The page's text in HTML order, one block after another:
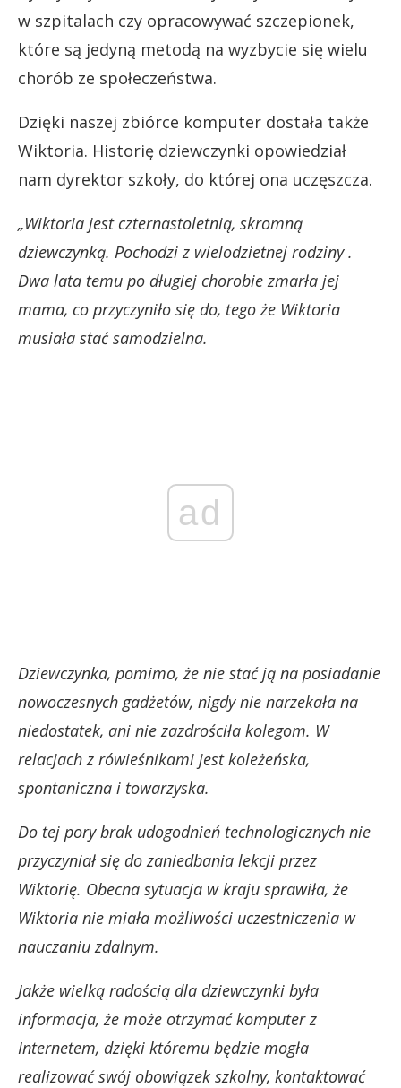
w szpitalach czy opracowywać szczepionek,
które są jedyną metodą na wyzbycie się wielu
chorób ze społeczeństwa.
Dzięki naszej zbiórce komputer dostała także
Wiktoria. Historię dziewczynki opowiedział
nam dyrektor szkoły, do której ona uczęszcza.
„Wiktoria jest czternastoletnią, skromną
dziewczynką. Pochodzi z wielodzietnej rodziny .
Dwa lata temu po długiej chorobie zmarła jej
mama, co przyczyniło się do, tego że Wiktoria
musiała stać samodzielna.
ad
Dziewczynka, pomimo, że nie stać ją na posiadanie
nowoczesnych gadżetów, nigdy nie narzekała na
niedostatek, ani nie zazdrościła kolegom. W
relacjach z rówieśnikami jest koleżeńska,
spontaniczna i towarzyska.
Do tej pory brak udogodnień technologicznych nie
przyczyniał się do zaniedbania lekcji przez
Wiktorię. Obecna sytuacja w kraju sprawiła, że
Wiktoria nie miała możliwości uczestniczenia w
nauczaniu zdalnym.
Jakże wielką radością dla dziewczynki była
informacja, że może otrzymać komputer z
Internetem, dzięki któremu będzie mogła
realizować swój obowiązek szkolny, kontaktować